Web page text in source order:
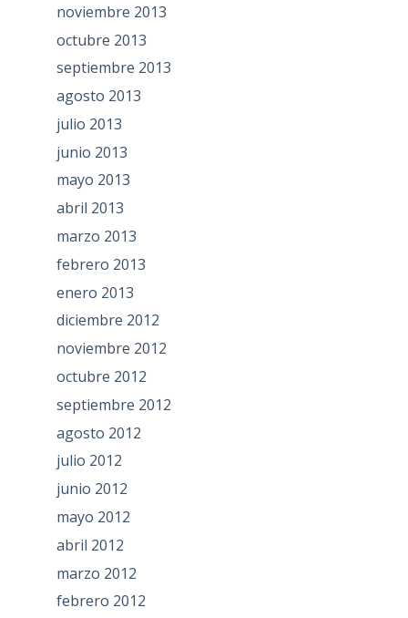
noviembre 2013
octubre 2013
septiembre 2013
agosto 2013
julio 2013
junio 2013
mayo 2013
abril 2013
marzo 2013
febrero 2013
enero 2013
diciembre 2012
noviembre 2012
octubre 2012
septiembre 2012
agosto 2012
julio 2012
junio 2012
mayo 2012
abril 2012
marzo 2012
febrero 2012